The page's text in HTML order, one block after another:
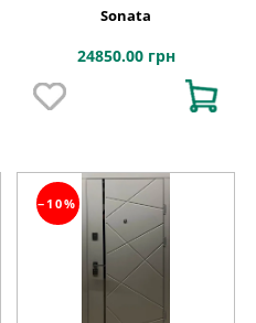
Sonata
24850.00 грн
−10%